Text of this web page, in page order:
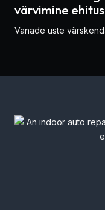
värvimine
Vanade uste